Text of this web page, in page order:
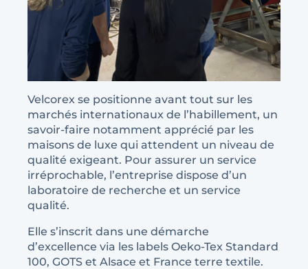
Velcorex se positionne avant tout sur les
marchés internationaux de l’habillement, un
savoir-faire notamment apprécié par les
maisons de luxe qui attendent un niveau de
qualité exigeant. Pour assurer un service
irréprochable, l’entreprise dispose d’un
laboratoire de recherche et un service
qualité.
Elle s’inscrit dans une démarche
d’excellence via les labels Oeko-Tex Standard
100, GOTS et Alsace et France terre textile.